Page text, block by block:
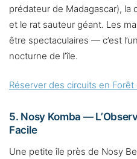
prédateur de Madagascar), la
et le rat sauteur géant. Les
être spectaculaires — c’est
nocturne de l’île.
Réserver des circuits en
5. Nosy Komba —
Facile
Une petite île près de Nosy